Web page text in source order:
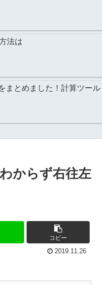
法は
まとめました！計算ツー
からず右往左
コピー
2019.11.26